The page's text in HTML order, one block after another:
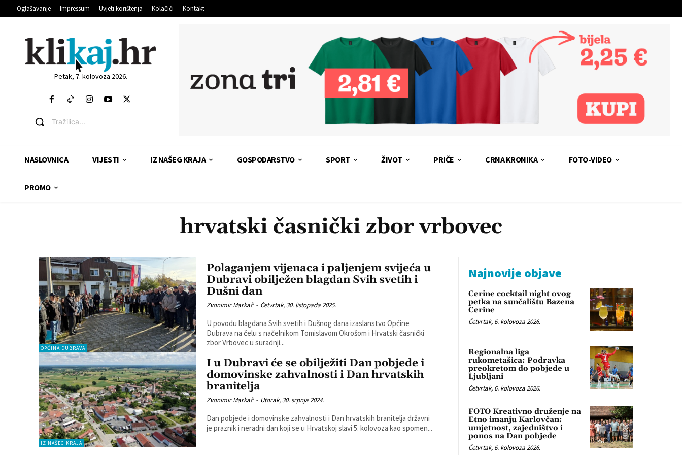
Oglašavanje Impressum Uvjeti korištenja Kolačići Kontakt
Petak, 7. kolovoza 2026.
Tražilica...
NASLOVNICA VIJESTI IZ NAŠEG KRAJA GOSPODARSTVO SPORT ŽIVOT PRIČE CRNA KRONIKA FOTO-VIDEO
PROMO
hrvatski časnički zbor vrbovec
OPĆINA DUBRAVA
Polaganjem vijenaca i paljenjem svijeća u
Dubravi obilježen blagdan Svih svetih i
Dušni dan
Zvonimir Markač - Četvrtak, 30. listopada 2025.
U povodu blagdana Svih svetih i Dušnog dana izaslanstvo Općine
Dubrava na čelu s načelnikom Tomislavom Okrošom i Hrvatski časnički
zbor Vrbovec u suradnji...
IZ NAŠEG KRAJA
I u Dubravi će se obilježiti Dan pobjede i
domovinske zahvalnosti i Dan hrvatskih
branitelja
Zvonimir Markač - Utorak, 30. srpnja 2024.
Dan pobjede i domovinske zahvalnosti i Dan hrvatskih branitelja državni
je praznik i neradni dan koji se u Hrvatskoj slavi 5. kolovoza kao spomen...
Najnovije objave
Cerine cocktail night ovog
petka na sunčalištu Bazena
Cerine
Četvrtak, 6. kolovoza 2026.
Regionalna liga
rukometašica: Podravka
preokretom do pobjede u
Ljubljani
Četvrtak, 6. kolovoza 2026.
FOTO Kreativno druženje na
Etno imanju Karlovčan:
umjetnost, zajedništvo i
ponos na Dan pobjede
Četvrtak, 6. kolovoza 2026.